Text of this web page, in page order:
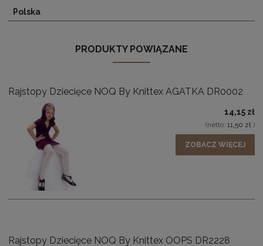
Polska
PRODUKTY POWIĄZANE
Rajstopy Dziecięce NOQ By Knittex AGATKA DR0002
14,15 zł
(netto: 11,50 zł )
ZOBACZ WIĘCEJ
Rajstopy Dziecięce NOQ By Knittex OOPS DR2228